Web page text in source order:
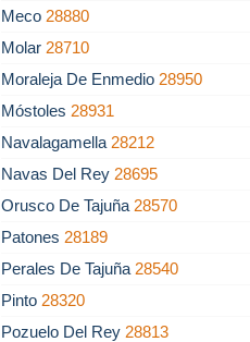
Meco 28880
Molar 28710
Moraleja De Enmedio 28950
Móstoles 28931
Navalagamella 28212
Navas Del Rey 28695
Orusco De Tajuña 28570
Patones 28189
Perales De Tajuña 28540
Pinto 28320
Pozuelo Del Rey 28813